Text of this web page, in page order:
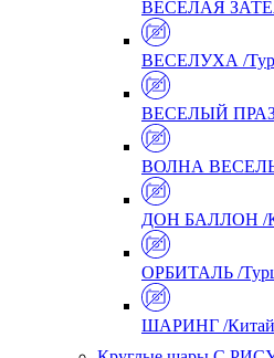
ВЕСЕЛАЯ
ВЕСЕЛУХА /
ВЕСЕЛЫЙ
ВОЛНА
ДОН БАЛЛОН /
ОРБИТАЛЬ /
ШАРИНГ /Китай